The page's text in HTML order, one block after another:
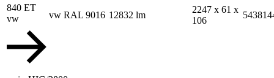
840 ET
vw
vw RAL 9016 12832 lm
2247 x 61 x
106